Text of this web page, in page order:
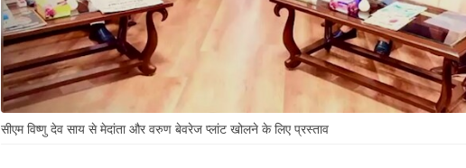
सीएम विष्णु देव साय से मेदांता और वरुण बेवरेज प्लांट खोलने के लिए प्रस्ताव